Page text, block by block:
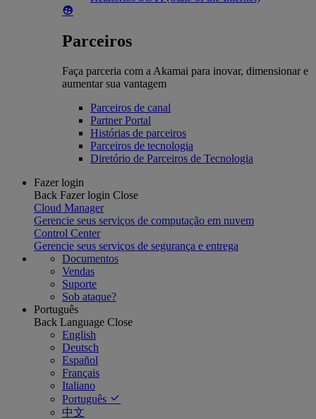
Parceiros
Faça parceria com a Akamai para inovar, dimensionar e
aumentar sua vantagem
Parceiros de canal
Partner Portal
Histórias de parceiros
Parceiros de tecnologia
Diretório de Parceiros de Tecnologia
Fazer login
Back Fazer login Close
Cloud Manager
Gerencie seus serviços de computação em nuvem
Control Center
Gerencie seus serviços de segurança e entrega
Documentos
Vendas
Suporte
Sob ataque?
Português
Back Language Close
English
Deutsch
Español
Français
Italiano
Português
中文